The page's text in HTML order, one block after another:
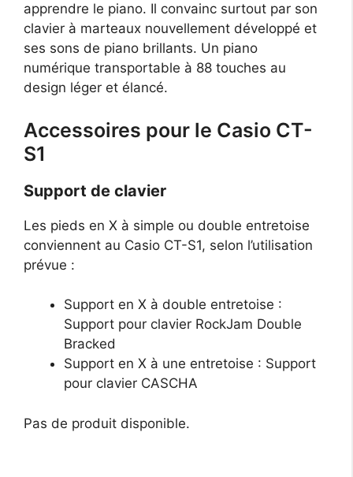
apprendre le piano. Il convainc surtout par son
clavier à marteaux nouvellement développé et
ses sons de piano brillants. Un piano
numérique transportable à 88 touches au
design léger et élancé.
Accessoires pour le Casio CT-
S1
Support de clavier
Les pieds en X à simple ou double entretoise
conviennent au Casio CT-S1, selon l’utilisation
prévue :
Support en X à double entretoise :
Support pour clavier RockJam Double
Bracked
Support en X à une entretoise : Support
pour clavier CASCHA
Pas de produit disponible.